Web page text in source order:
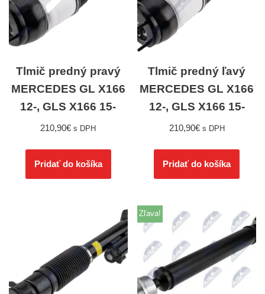
Tlmič predný pravý
MERCEDES GL X166
12-, GLS X166 15-
210,90€ s DPH
Pridať do košíka
Tlmič predný ľavý
MERCEDES GL X166
12-, GLS X166 15-
210,90€ s DPH
Pridať do košíka
Zľava!